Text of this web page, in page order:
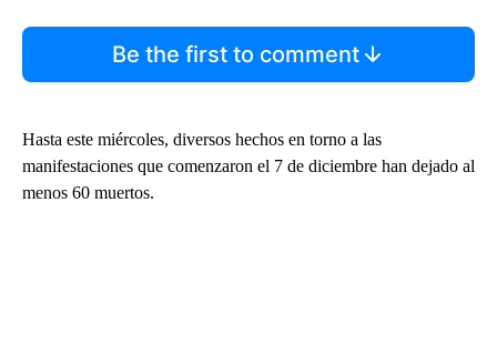
Be the first to comment
Hasta este miércoles, diversos hechos en torno a las
manifestaciones que comenzaron el 7 de diciembre han dejado al
menos 60 muertos.